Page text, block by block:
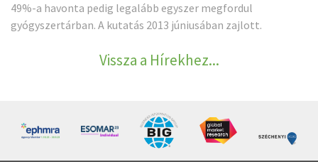
49%-a havonta pedig legalább egyszer megfordul
gyógyszertárban. A kutatás 2013 júniusában zajlott.
Vissza a Hírekhez...